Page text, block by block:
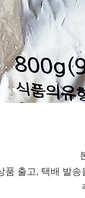
품 출고, 택배 발